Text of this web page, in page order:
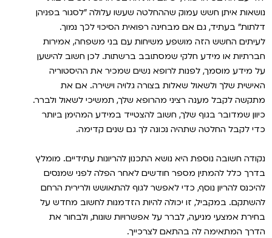
נושאות איתן חשש עמוק שההחלטה שעשו עלולה ״לסגור בפניהן
דלתות״ בעתיד, גם אם מבחינה רפואית הסיכוי לכך נמוך.
לעיתים החשש הזה מושפע משיחות עם בני משפחה, אמירות
חברתיות או מידע חלקי שמסתובב ברשתות. לכן חשוב להישען
על מידע מוסמך, לפנות לרופא נשים שמכיר את ההיסטוריה
האישית שלך ולשאול שאלות בצורה גלויה וישירה. אם את
מתקשה לקבל מענה רציני מהרופא שלך, תמשיכי לשאול ולברר.
כיוון שמדובר בגוף שלך, חשוב להצטייד במידע המהימן ביותר
כדי לקבל החלטה שתהיה נכונה לך גם שנים קדימה.
נקודה חשובה נוספת היא נושא התכנון להריונות עתידיים. מומלץ
בדרך כלל להמתין מספר חודשים לאחר הפלה לפני שמנסים
להיכנס להריון נוסף, כדי לאפשר לגוף להתאושש ולרירית הרחם
להשתקם. במקביל, זו יכולה להיות הזדמנות לחשוב מחדש על
בחירת אמצעי מניעה, לברר על אפשרויות שונות, ולבחור את
הדרך המתאימה לה בהתאם לצרכייך.